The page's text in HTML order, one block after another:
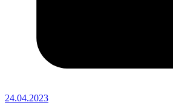
24.04.2023